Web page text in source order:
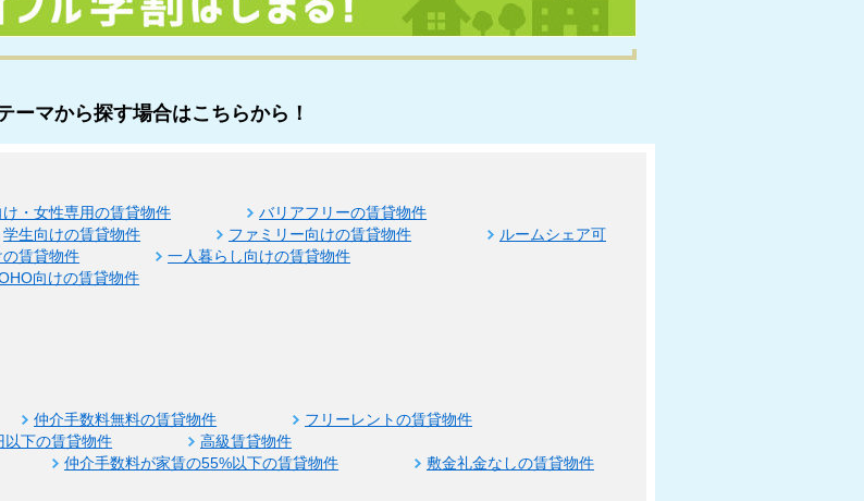
ーマから探す場合はこちらから！
・女性専用の賃貸物件
バリアフリーの賃貸物件
学生向けの賃貸物件 ファミリー向けの賃貸物件
ルームシェア可
賃貸物件
一人暮らし向けの賃貸物件
向けの賃貸物件
仲介手数料無料の賃貸物件
フリーレントの賃貸物件
以下の賃貸物件
高級賃貸物件
仲介手数料が家賃の55%以下の賃貸物件 敷金礼金なしの賃貸物件